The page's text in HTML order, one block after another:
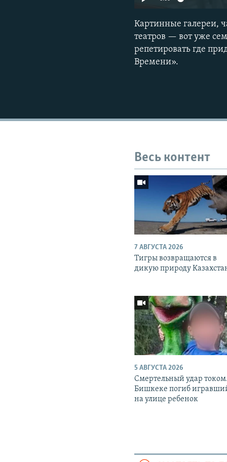
Картинные галереи,
театров — вот уже
репетировать где
Времени».
Весь контент
7 АВГУСТА 2026
Тигры возвращаются в
дикую природу
5 АВГУСТА 2026
Смертельный удар
Бишкеке погиб
на улице ребенок